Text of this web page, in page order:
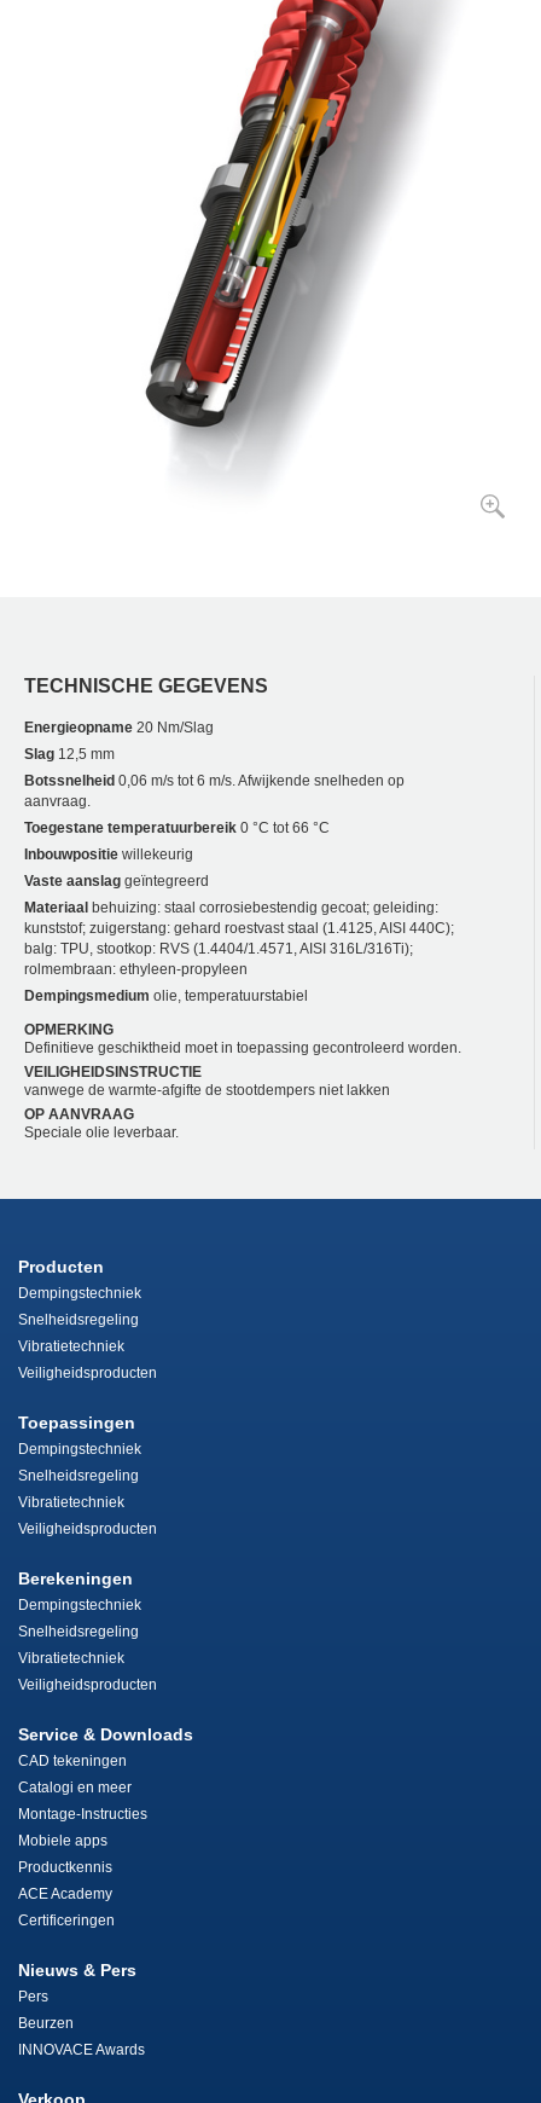
TECHNISCHE GEGEVENS
Energieopname 20 Nm/Slag
Slag 12,5 mm
Botssnelheid 0,06 m/s tot 6 m/s. Afwijkende snelheden op
aanvraag.
Toegestane temperatuurbereik 0 °C tot 66 °C
Inbouwpositie willekeurig
Vaste aanslag geïntegreerd
Materiaal behuizing: staal corrosiebestendig gecoat; geleiding:
kunststof; zuigerstang: gehard roestvast staal (1.4125, AISI 440C);
balg: TPU, stootkop: RVS (1.4404/1.4571, AISI 316L/316Ti);
rolmembraan: ethyleen-propyleen
Dempingsmedium olie, temperatuurstabiel
OPMERKING
Definitieve geschiktheid moet in toepassing gecontroleerd worden.
VEILIGHEIDSINSTRUCTIE
vanwege de warmte-afgifte de stootdempers niet lakken
OP AANVRAAG
Speciale olie leverbaar.
Producten
Dempingstechniek
Snelheidsregeling
Vibratietechniek
Veiligheidsproducten
Toepassingen
Dempingstechniek
Snelheidsregeling
Vibratietechniek
Veiligheidsproducten
Berekeningen
Dempingstechniek
Snelheidsregeling
Vibratietechniek
Veiligheidsproducten
Service & Downloads
CAD tekeningen
Catalogi en meer
Montage-Instructies
Mobiele apps
Productkennis
ACE Academy
Certificeringen
Nieuws & Pers
Pers
Beurzen
INNOVACE Awards